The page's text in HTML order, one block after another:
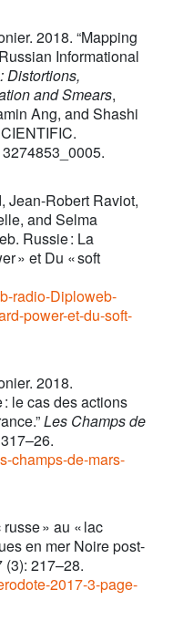
2018. “Mapping
Informational
Distortions,
and Smears,
Ang, and Shashi
Jean-Robert Raviot,
and Selma
Russie : La
» et Du « soft
radio-Diploweb-
power-et-du-soft-
2018.
le cas des actions
Les Champs de
champs-de-mars-
» au « lac
en mer Noire post-
(3): 217–28.
2017-3-page-